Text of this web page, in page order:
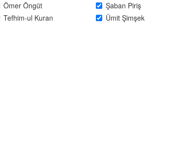
Ömer Öngüt Şaban Piriş
Tefhim-ul Kuran Ümit Şimşek